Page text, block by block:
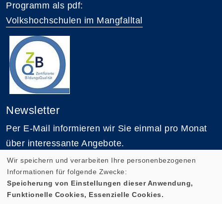
Programm als pdf:
Volkshochschulen im Mangfalltal
Newsletter
Per E-Mail informieren wir Sie einmal pro Monat
über interessante Angebote.
Zum Newsletter anmelden
Wir speichern und verarbeiten Ihre personenbezogenen
Informationen für folgende Zwecke:
Speicherung von Einstellungen dieser Anwendung,
Funktionelle Cookies, Essenzielle Cookies.